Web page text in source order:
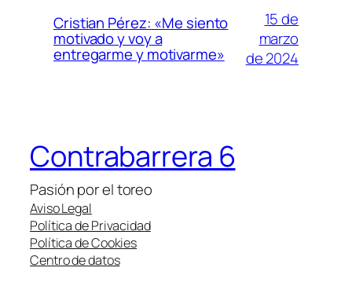
Cristian Pérez: «Me siento
motivado y voy a
entregarme y motivarme»
15 de
marzo
de 2024
Contrabarrera 6
Pasión por el toreo
Aviso Legal
Política de Privacidad
Política de Cookies
Centro de datos